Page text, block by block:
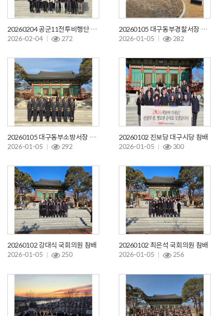
20260204 공군11전투비행단 122정비중대
2026-02-04 272
20260105 대구동부경찰서장 참배
2026-01-05 282
20260105 대구동부소방서장 참배
2026-01-05 292
20260102 진보당 대구시당 참배
2026-01-05 300
20260102 강대식 국회의원 참배
2026-01-05 250
20260102 최은석 국회의원 참배
2026-01-05 256